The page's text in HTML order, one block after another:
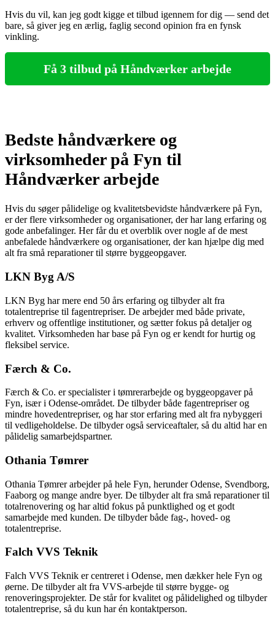
Hvis du vil, kan jeg godt kigge et tilbud igennem for dig — send det
bare, så giver jeg en ærlig, faglig second opinion fra en fynsk
vinkling.
Få 3 tilbud på Håndværker arbejde
Bedste håndværkere og
virksomheder på Fyn til
Håndværker arbejde
Hvis du søger pålidelige og kvalitetsbevidste håndværkere på Fyn,
er der flere virksomheder og organisationer, der har lang erfaring og
gode anbefalinger. Her får du et overblik over nogle af de mest
anbefalede håndværkere og organisationer, der kan hjælpe dig med
alt fra små reparationer til større byggeopgaver.
LKN Byg A/S
LKN Byg har mere end 50 års erfaring og tilbyder alt fra
totalentreprise til fagentrepriser. De arbejder med både private,
erhverv og offentlige institutioner, og sætter fokus på detaljer og
kvalitet. Virksomheden har base på Fyn og er kendt for hurtig og
fleksibel service.
Færch & Co.
Færch & Co. er specialister i tømrerarbejde og byggeopgaver på
Fyn, især i Odense-området. De tilbyder både fagentrepriser og
mindre hovedentrepriser, og har stor erfaring med alt fra nybyggeri
til vedligeholdelse. De tilbyder også serviceaftaler, så du altid har en
pålidelig samarbejdspartner.
Othania Tømrer
Othania Tømrer arbejder på hele Fyn, herunder Odense, Svendborg,
Faaborg og mange andre byer. De tilbyder alt fra små reparationer til
totalrenovering og har altid fokus på punktlighed og et godt
samarbejde med kunden. De tilbyder både fag-, hoved- og
totalentreprise.
Falch VVS Teknik
Falch VVS Teknik er centreret i Odense, men dækker hele Fyn og
øerne. De tilbyder alt fra VVS-arbejde til større bygge- og
renoveringsprojekter. De står for kvalitet og pålidelighed og tilbyder
totalentreprise, så du kun har én kontaktperson.